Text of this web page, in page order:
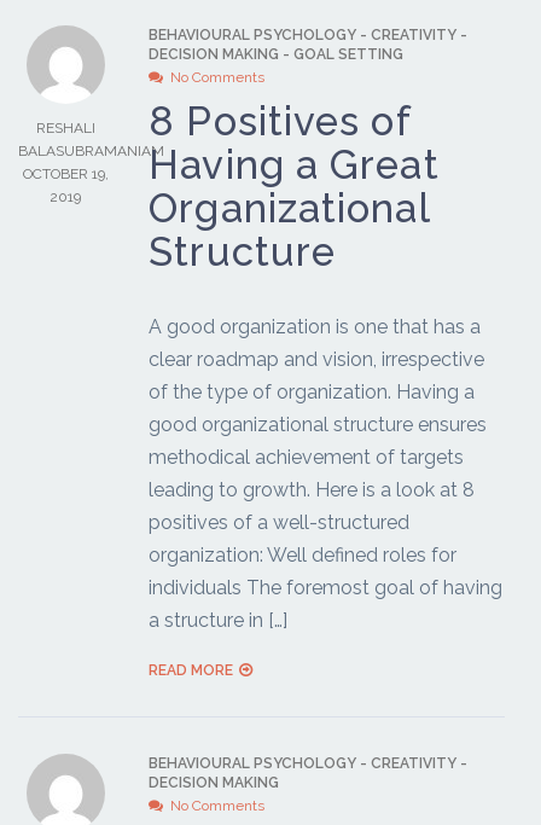
RESHALI
BALASUBRAMANIAM
OCTOBER 19,
2019
BEHAVIOURAL PSYCHOLOGY -CREATIVITY -
DECISION MAKING -GOAL SETTING
No Comments
8 Positives of
Having a Great
Organizational
Structure
A good organization is one that has a
clear roadmap and vision, irrespective
of the type of organization. Having a
good organizational structure ensures
methodical achievement of targets
leading to growth. Here is a look at 8
positives of a well-structured
organization: Well defined roles for
individuals The foremost goal of having
a structure in […]
READ MORE
BEHAVIOURAL PSYCHOLOGY -CREATIVITY -
DECISION MAKING
No Comments